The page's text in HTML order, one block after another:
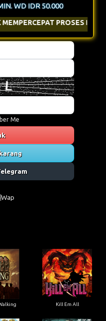
Me
WD IDR 50.000
PROSES DEPOSIT
Wap
Kill Em All